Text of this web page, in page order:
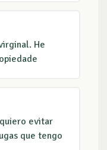
He
evitar
que tengo